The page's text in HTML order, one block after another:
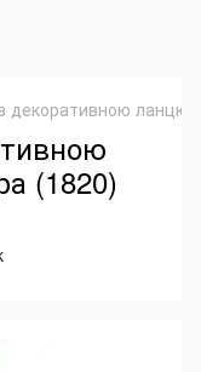
декоративною
(1820)